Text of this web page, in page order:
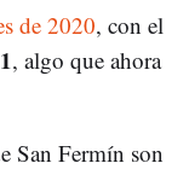
de 2020, con el
, algo que ahora
San Fermín son